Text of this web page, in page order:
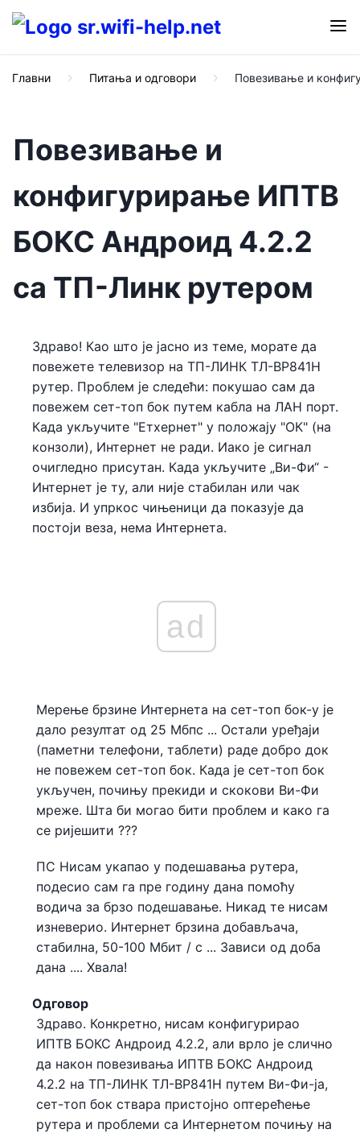
Главни Питања и одговори Повезивање и
Повезивање и
конфигурирање ИПТВ
БОКС Андроид 4.2.2
са ТП-Линк рутером
Здраво! Као што је јасно из теме, морате да
повежете телевизор на ТП-ЛИНК ТЛ-ВР841Н
рутер. Проблем је следећи: покушао сам да
повежем сет-топ бок путем кабла на ЛАН порт.
Када укључите "Етхернет" у положају "ОК" (на
конзоли), Интернет не ради. Иако је сигнал
очигледно присутан. Када укључите „Ви-Фи“ -
Интернет је ту, али није стабилан или чак
избија. И упркос чињеници да показује да
постоји веза, нема Интернета.
ad
Мерење брзине Интернета на сет-топ бок-у је
дало резултат од 25 Мбпс ... Остали уређаји
(паметни телефони, таблети) раде добро док
не повежем сет-топ бок. Када је сет-топ бок
укључен, почињу прекиди и скокови Ви-Фи
мреже. Шта би могао бити проблем и како га
се ријешити ???
ПС Нисам укапао у подешавања рутера,
подесио сам га пре годину дана помоћу
водича за брзо подешавање. Никад те нисам
изневерио. Интернет брзина добављача,
стабилна, 50-100 Мбит / с ... Зависи од доба
дана .... Хвала!
Одговор
Здраво. Конкретно, нисам конфигурирао
ИПТВ БОКС Андроид 4.2.2, али врло је слично
да након повезивања ИПТВ БОКС Андроид
4.2.2 на ТП-ЛИНК ТЛ-ВР841Н путем Ви-Фи-ја,
сет-топ бок ствара пристојно оптерећење
рутера и проблеми са Интернетом почињу на